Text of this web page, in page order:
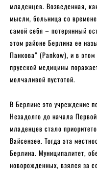
младенцев. Возведенная,
мысли, больница со
самой себя – потерянный
этом районе Берлина ее
Панкова” (Pankow), и в
прусской медицины
молчаливой пустотой.
В Берлине это учреждение
Незадолго до начала
младенцев стало
Вайсензее. Тогда эта
Берлина. Муниципалитет,
новорожденных, взялся за